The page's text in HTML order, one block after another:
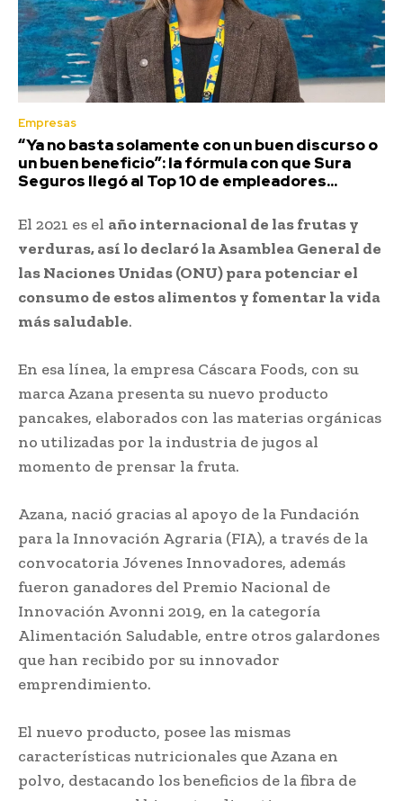
Empresas
“Ya no basta solamente con un buen discurso o
un buen beneficio”: la fórmula con que Sura
Seguros llegó al Top 10 de empleadores...
El 2021 es el año internacional de las frutas y
verduras, así lo declaró la Asamblea General de
las Naciones Unidas (ONU) para potenciar el
consumo de estos alimentos y fomentar la vida
más saludable.
En esa línea, la empresa Cáscara Foods, con su
marca Azana presenta su nuevo producto
pancakes, elaborados con las materias orgánicas
no utilizadas por la industria de jugos al
momento de prensar la fruta.
Azana, nació gracias al apoyo de la Fundación
para la Innovación Agraria (FIA), a través de la
convocatoria Jóvenes Innovadores, además
fueron ganadores del Premio Nacional de
Innovación Avonni 2019, en la categoría
Alimentación Saludable, entre otros galardones
que han recibido por su innovador
emprendimiento.
El nuevo producto, posee las mismas
características nutricionales que Azana en
polvo, destacando los beneficios de la fibra de